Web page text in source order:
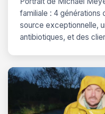
familiale : 4 générations
source exceptionnelle,
antibiotiques, et des